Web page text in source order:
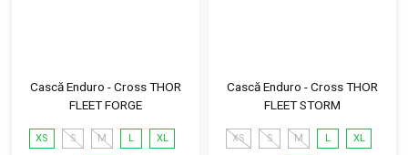
Cască Enduro - Cross THOR
FLEET FORGE
XS S M L XL
Cască Enduro - Cross THOR
FLEET STORM
XS S M L XL